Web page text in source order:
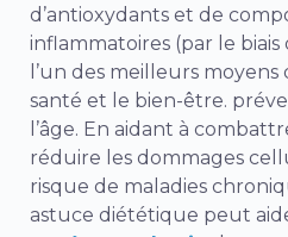
d’antioxydants et de
inflammatoires (par le biais
l’un des meilleurs
santé et le bien-être.
l’âge. En aidant à
réduire les dommages
risque de maladies
astuce diététique peut